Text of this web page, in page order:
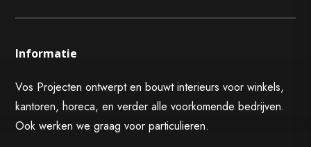
Informatie
Vos Projecten ontwerpt en bouwt interieurs voor winkels,
kantoren, horeca, en verder alle voorkomende bedrijven.
Ook werken we graag voor particulieren.